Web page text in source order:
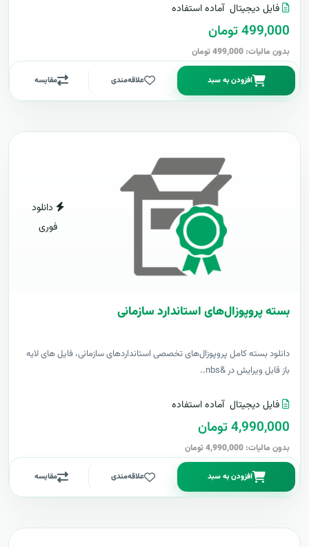
فایل دیجیتال آماده استفاده
499,000 تومان
بدون مالیات: 499,000 تومان
افزودن به سبد علاقه‌مندی مقایسه
دانلود
فوری
بسته پروپوزال‌های استاندارد سازمانی
دانلود بسته کامل پروپوزال‌های تخصصی استانداردهای سازمانی، فایل های لایه
باز قابل ویرایش در &nbs..
فایل دیجیتال آماده استفاده
4,990,000 تومان
بدون مالیات: 4,990,000 تومان
افزودن به سبد علاقه‌مندی مقایسه